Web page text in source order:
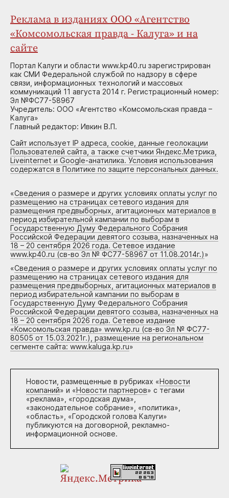
Реклама в изданиях ООО «Агентство
«Комсомольская правда - Калуга» и на
сайте
Портал Калуги и области www.kp40.ru зарегистрирован
как СМИ Федеральной службой по надзору в сфере
связи, информационных технологий и массовых
коммуникаций 11 августа 2014 г. Регистрационный номер:
Эл №ФС77-58967
Учредитель: ООО «Агентство «Комсомольская правда –
Калуга»
Главный редактор: Ивкин В.П.
Сайт использует IP адреса, cookie, данные геолокации
Пользователей сайта, а также счетчики Яндекс.Метрика,
Liveinternet и Google-анатилика. Условия использования
содержатся в Политике по защите персональных данных.
«Сведения о размере и других условиях оплаты услуг по
размещению на страницах сетевого издания для
размещения предвыборных, агитационных материалов в
период избирательной кампании по выборам в
Государственную Думу Федерального Собрания
Российской Федерации девятого созыва, назначенных на
18 – 20 сентября 2026 года. Сетевое издание
www.kp40.ru (св-во Эл № ФС77-58967 от 11.08.2014г.)»
«Сведения о размере и других условиях оплаты услуг по
размещению на страницах сетевого издания для
размещения предвыборных, агитационных материалов в
период избирательной кампании по выборам в
Государственную Думу Федерального Собрания
Российской Федерации девятого созыва, назначенных на
18 – 20 сентября 2026 года. Сетевое издание
«Комсомольская правда» www.kp.ru (св-во Эл № ФС77-
80505 от 15.03.2021г.), размещение на региональном
сегменте сайта: www.kaluga.kp.ru»
Новости, размещенные в рубриках «Новости
компаний» и «Новости партнеров» с тегами
«реклама», «городская дума»,
«законодательное собрание», «политика»,
«область», «Городской голова Калуги»
публикуются на договорной, рекламно-
информационной основе.